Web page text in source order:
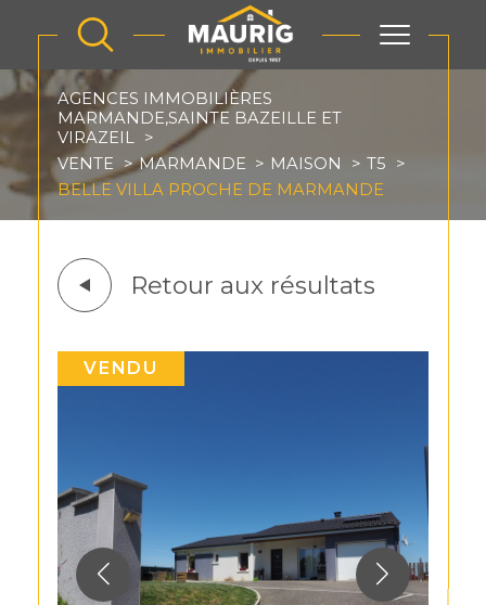
AGENCES IMMOBILIÈRES
MARMANDE,SAINTE BAZEILLE ET
VIRAZEIL
VENTE
MARMANDE MAISON
T5
BELLE VILLA PROCHE DE MARMANDE
Retour aux résultats
VENDU